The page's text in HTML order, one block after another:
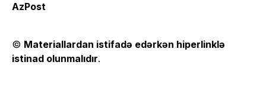
AzPost
© Materiallardan istifadə edərkən hiperlinklə
istinad olunmalıdır.